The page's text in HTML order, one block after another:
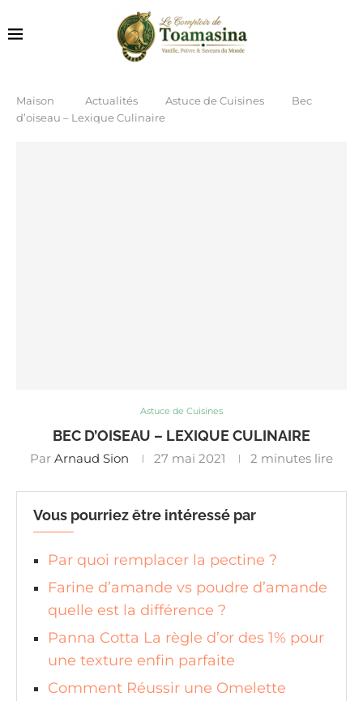
Maison Actualités Astuce de Cuisines
Bec
d’oiseau – Lexique Culinaire
Astuce de Cuisines
BEC D’OISEAU – LEXIQUE CULINAIRE
Par Arnaud Sion 27 mai 2021 2 minutes lire
Vous pourriez être intéressé par
Par quoi remplacer la pectine ?
Farine d’amande vs poudre d’amande
quelle est la différence ?
Panna Cotta La règle d’or des 1% pour
une texture enfin parfaite
Comment Réussir une Omelette